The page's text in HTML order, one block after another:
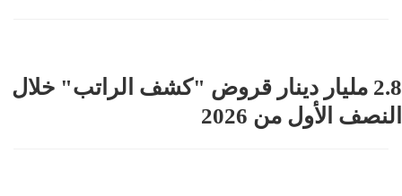
2.8 مليار دينار قروض "كشف الراتب" خلال
النصف الأول من 2026